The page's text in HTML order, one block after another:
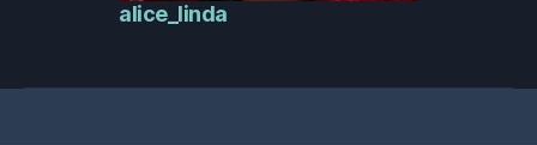
alice_linda